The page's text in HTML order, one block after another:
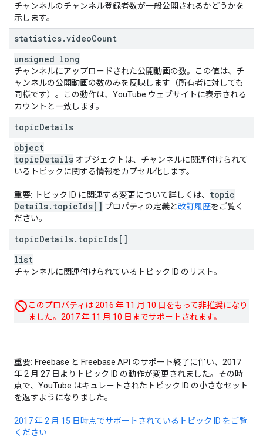
チャンネルのチャンネル登録者数が一般公開されるかどうかを
示します。
statistics.videoCount
unsigned long
チャンネルにアップロードされた公開動画の数。この値は、チ
ャンネルの公開動画の数のみを反映します（所有者に対しても
同様です）。この動作は、YouTube ウェブサイトに表示される
カウントと一致します。
topicDetails
object
topicDetails オブジェクトは、チャンネルに関連付けられて
いるトピックに関する情報をカプセル化します。
重要: トピック ID に関連する変更について詳しくは、 topic
Details. topicIds[] プロパティの定義と改訂履歴をご覧く
ださい。
topicDetails. topicIds[]
list
チャンネルに関連付けられているトピック ID のリスト。
このプロパティは 2016 年 11 月 10 日をもって非推奨になり
ました。2017 年 11 月 10 日までサポートされます。
重要: Freebase と Freebase API のサポート終了に伴い、2017
年 2 月 27 日よりトピック ID の動作が変更されました。その時
点で、YouTube はキュレートされたトピック ID の小さなセット
を返すようになりました。
2017 年 2 月 15 日時点でサポートされているトピック ID をご覧
ください